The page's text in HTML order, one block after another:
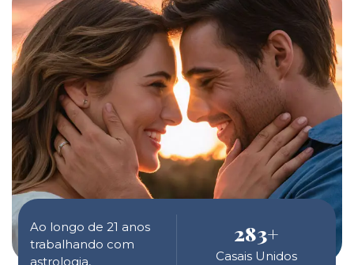
Ao longo de 21 anos
trabalhando com
astrologia,
283+
Casais Unidos